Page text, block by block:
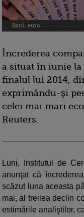
Bani, euro
Încrederea
a situat în iunie la
finalul lui 2014,
exprimându-şi
celei mai mari
Reuters.
Luni, Institutul de
anunţat că
scăzut luna aceasta
mai, al treilea declin
estimările analiştilor,